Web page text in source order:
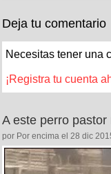
Deja tu comentario
Necesitas tener una
¡Registra tu cuenta
A este perro
por Por encima el 28 dic